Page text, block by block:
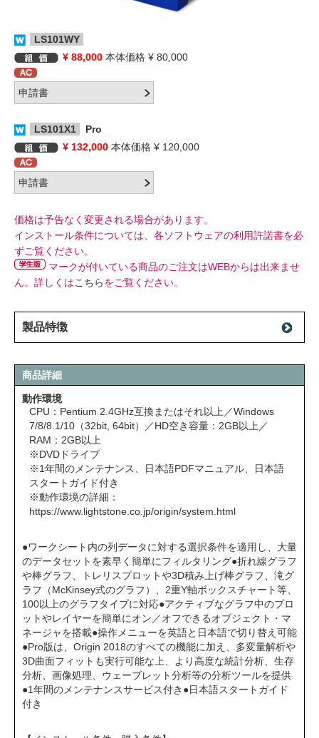
LS101WY
¥ 88,000 本体価格 ¥ 80,000
LS101X1
Pro
¥ 132,000 本体価格 ¥ 120,000
価格は予告なく変更される場合があります。
インストール条件については、各ソフトウェアの利用許諾書を必
ずご覧ください。
マークが付いている商品のご注文はWEBからは出来ませ
ん。詳しくはこちらをご覧ください。
製品特徴
商品詳細
動作環境
CPU：Pentium 2.4GHz互換またはそれ以上／Windows
7/8/8.1/10（32bit, 64bit）／HD空き容量：2GB以上／
RAM：2GB以上
※DVDドライブ
※1年間のメンテナンス、日本語PDFマニュアル、日本語
スタートガイド付き
※動作環境の詳細：
https://www.lightstone.co.jp/origin/system.html
●ワークシート内の列データに対する選択条件を適用し、大量
のデータセットを素早く簡単にフィルタリング●折れ線グラフ
や棒グラフ、トレリスプロットや3D積み上げ棒グラフ、滝グ
ラフ（McKinsey式のグラフ）、2重Y軸ボックスチャート等、
100以上のグラフタイプに対応●アクティブなグラフ中のプロ
ットやレイヤーを簡単にオン／オフできるオブジェクト・マ
ネージャを搭載●操作メニューを英語と日本語で切り替え可能
●Pro版は、Origin 2018のすべての機能に加え、多変量解析や
3D曲面フィットも実行可能な上、より高度な統計分析、生存
分析、画像処理、ウェーブレット分析等の分析ツールを提供
●1年間のメンテナンスサービス付き●日本語スタートガイド
付き